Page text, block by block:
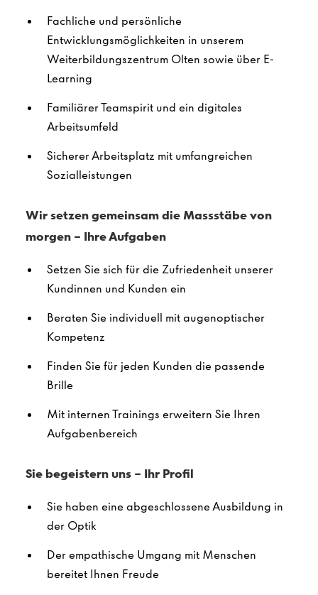
Fachliche und persönliche
Entwicklungsmöglichkeiten in unserem
Weiterbildungszentrum Olten sowie über E-
Learning
Familiärer Teamspirit und ein digitales
Arbeitsumfeld
Sicherer Arbeitsplatz mit umfangreichen
Sozialleistungen
Wir setzen gemeinsam die Massstäbe von
morgen – Ihre Aufgaben
Setzen Sie sich für die Zufriedenheit unserer
Kundinnen und Kunden ein
Beraten Sie individuell mit augenoptischer
Kompetenz
Finden Sie für jeden Kunden die passende
Brille
Mit internen Trainings erweitern Sie Ihren
Aufgabenbereich
Sie begeistern uns – Ihr Profil
Sie haben eine abgeschlossene Ausbildung in
der Optik
Der empathische Umgang mit Menschen
bereitet Ihnen Freude